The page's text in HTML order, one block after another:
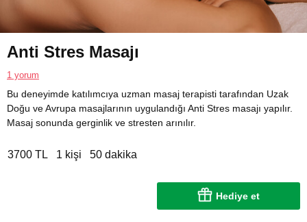
Anti Stres Masajı
1 yorum
Bu deneyimde katılımcıya uzman masaj terapisti tarafından Uzak
Doğu ve Avrupa masajlarının uygulandığı Anti Stres masajı yapılır.
Masaj sonunda gerginlik ve stresten arınılır.
3700 TL 1 kişi 50 dakika
Hediye et